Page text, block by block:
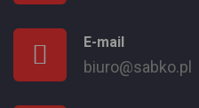
E-mail
biuro@sabko.pl